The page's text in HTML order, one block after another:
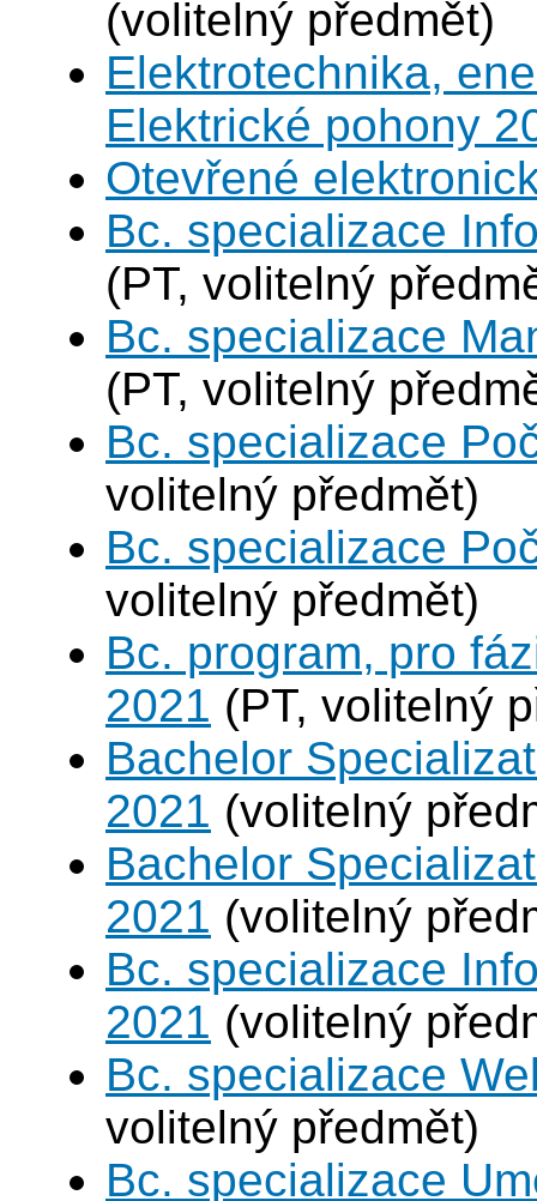
(volitelný předmět)
Elektrotechnika,
Elektrické pohony
Otevřené
Bc. specializace
(PT, volitelný
Bc. specializace
(PT, volitelný
Bc. specializace
volitelný předmět)
Bc. specializace
volitelný předmět)
Bc. program, pro
2021 (PT, volitelný
Bachelor
2021 (volitelný
Bachelor
2021 (volitelný
Bc. specializace
2021 (volitelný
Bc. specializace
volitelný předmět)
Bc. specializace